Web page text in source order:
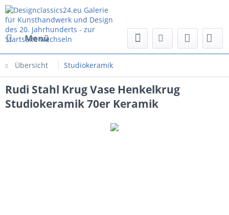
Menü
Übersicht Studiokeramik
Rudi Stahl Krug Vase Henkelkrug
Studiokeramik 70er Keramik